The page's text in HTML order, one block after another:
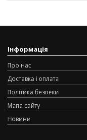
Інформація
Про нас
Доставка і оплата
Політика безпеки
Мапа сайту
Новини